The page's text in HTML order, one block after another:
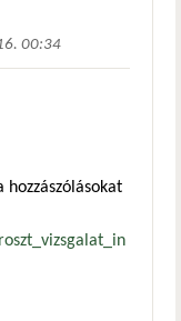
00:34
hozzászólásokat